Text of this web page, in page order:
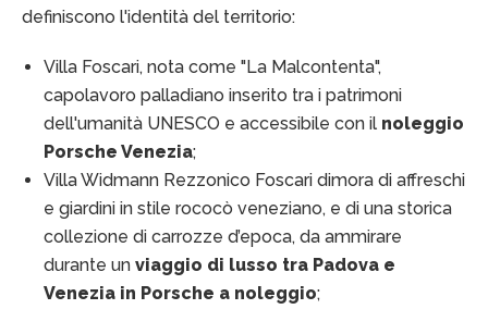
definiscono l'identità del territorio:
Villa Foscari, nota come "La Malcontenta",
capolavoro palladiano inserito tra i patrimoni
dell'umanità UNESCO e accessibile con il noleggio
Porsche Venezia;
Villa Widmann Rezzonico Foscari dimora di affreschi
e giardini in stile rococò veneziano, e di una storica
collezione di carrozze d’epoca, da ammirare
durante un viaggio di lusso tra Padova e
Venezia in Porsche a noleggio;